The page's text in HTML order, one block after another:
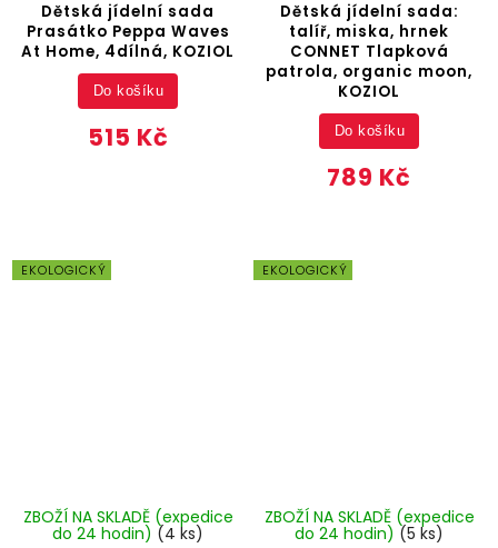
Dětská jídelní sada
Prasátko Peppa Waves
At Home, 4dílná, KOZIOL
515 Kč
Do košíku
Dětská jídelní sada:
talíř, miska, hrnek
CONNET Tlapková
patrola, organic moon,
KOZIOL
789 Kč
Do košíku
EKOLOGICKÝ
ZBOŽÍ NA SKLADĚ (expedice
do 24 hodin) (4 ks)
EKOLOGICKÝ
ZBOŽÍ NA SKLADĚ (expedice
do 24 hodin) (5 ks)